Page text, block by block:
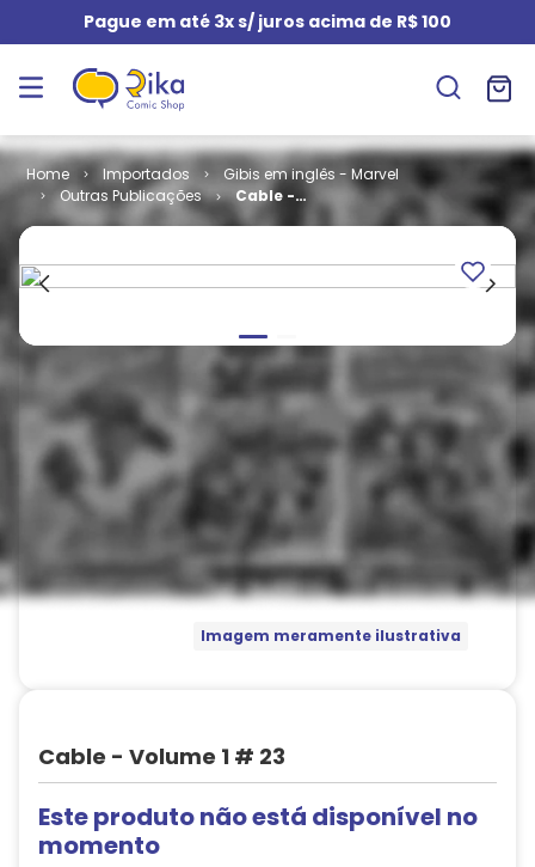
Pague em até 3x s/ juros acima de R$ 100
Importados
Gibis em inglês - Marvel
Outras Publicações
Cable -
Volume 1 # 23
Imagem meramente ilustrativa
Cable - Volume 1 # 23
Este produto não está disponível no
momento